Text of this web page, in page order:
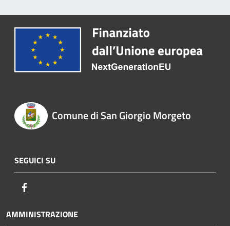
Comune di San Giorgio Morgeto
SEGUICI SU
AMMINISTRAZIONE